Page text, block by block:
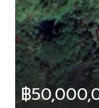
฿